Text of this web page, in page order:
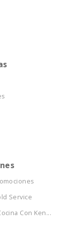
Service
Con Ken...